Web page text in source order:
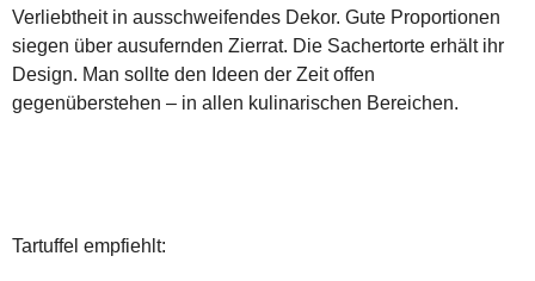
Verliebtheit in ausschweifendes Dekor. Gute Proportionen
siegen über ausufernden Zierrat. Die Sachertorte erhält ihr
Design. Man sollte den Ideen der Zeit offen
gegenüberstehen – in allen kulinarischen Bereichen.
Tartuffel empfiehlt: